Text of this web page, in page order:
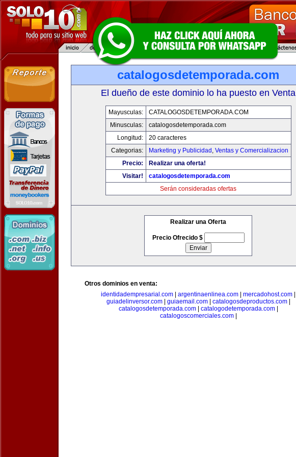
catalogosdetemporada.com
El dueño de este dominio lo ha puesto en Venta
Mayusculas:
CATALOGOSDETEMPORADA.COM
Minusculas:
catalogosdetemporada.com
Longitud:
20 caracteres
Categorias:
Marketing y Publicidad , Ventas y Comercializacion
Precio:
Realizar una oferta!
Visitar!
catalogosdetemporada.com
Serán consideradas ofertas
Realizar una Oferta
Precio Ofrecido $
Otros dominios en venta:
identidadempresarial.com
argentinaenlinea.com mercadohost.com
guiadelinversor.com| guiaemail.com| catalogosdeproductos.com|
catalogosdetemporada.com| catalogodetemporada.com|
catalogoscomerciales.com|